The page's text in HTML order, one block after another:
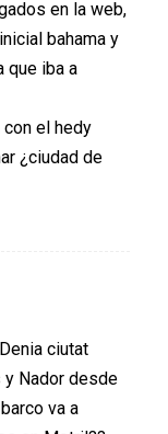
en la web,
bahama y
que iba a
con el hedy
¿ciudad de
ciutat
y Nador desde
va a